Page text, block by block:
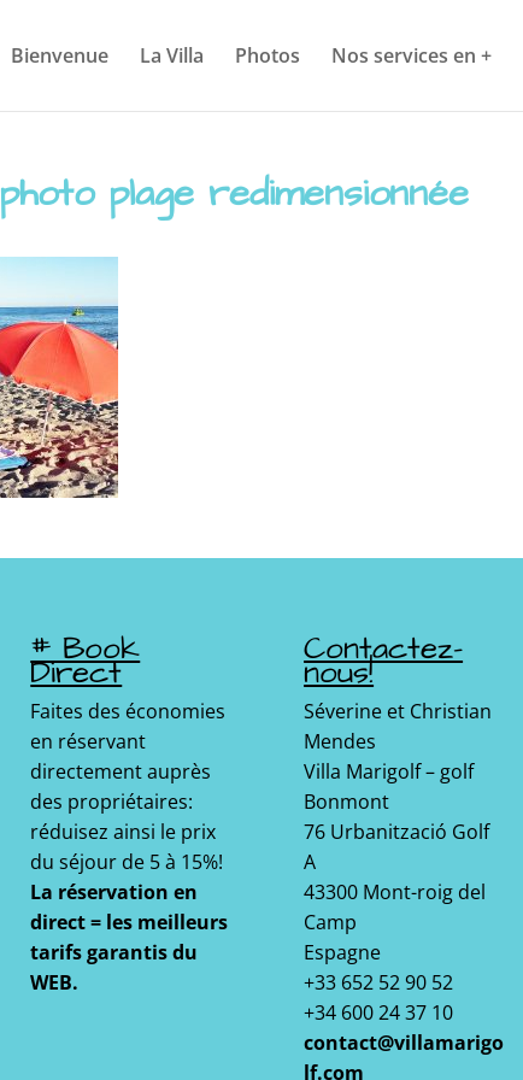
Bienvenue La Villa Photos Nos services en +
photo plage redimensionnée
# Book
Direct
Faites des économies
en réservant
directement auprès
des propriétaires:
réduisez ainsi le prix
du séjour de 5 à 15%!
La réservation en
direct = les meilleurs
tarifs garantis du
WEB.
Contactez-
nous!
Séverine et Christian
Mendes
Villa Marigolf – golf
Bonmont
76 Urbanització Golf
A
43300 Mont-roig del
Camp
Espagne
+33 652 52 90 52
+34 600 24 37 10
contact@villamarigo
lf.com